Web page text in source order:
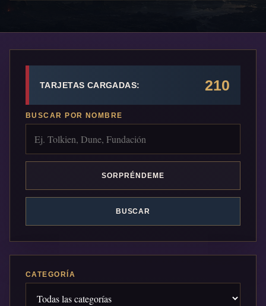
TARJETAS CARGADAS: 210
BUSCAR POR NOMBRE
SORPRÉNDEME
BUSCAR
CATEGORÍA